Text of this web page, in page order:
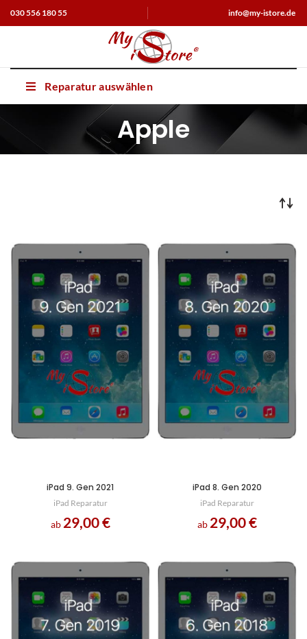
030 556 180 55 info@my-istore.de
Reparatur auswählen
Apple
iPad 9. Gen 2021
iPad Reparatur
ab 29,00€
iPad 8. Gen 2020
iPad Reparatur
ab 29,00€